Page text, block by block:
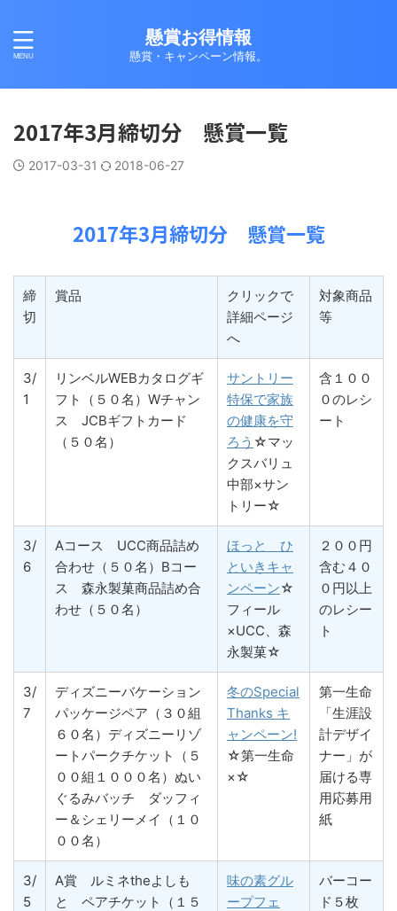
懸賞お得情報
懸賞・キャンペーン情報。
2017年3月締切分 懸賞一覧
2017-03-31 2018-06-27
2017年3月締切分 懸賞一覧
締
切
賞品
クリックで
詳細ページ
へ
対象商品
等
3/
1
リンベルWEBカタログギ
フト（５０名）Wチャン
ス JCBギフトカード
（５０名）
サントリー
特保で家族
の健康を守
ろう ☆マッ
クスバリュ
中部×サン
トリー☆
含１００
０のレシ
ート
3/
6
Aコース UCC商品詰め
合わせ（５０名）Bコー
ス 森永製菓商品詰め合
わせ（５０名）
ほっと ひ
といきキャ
ンペーン☆
フィール
×UCC、森
永製菓☆
２００円
含む４０
０円以上
のレシー
ト
3/
7
ディズニーバケーション
パッケージペア（３０組
６０名）ディズニーリゾ
ートパークチケット（５
００組１０００名）ぬい
ぐるみバッチ ダッフィ
ー＆シェリーメイ（１０
００名）
冬のSpecial
Thanks キ
ャンペーン!
☆第一生命
×☆
第一生命
「生涯設
計デザイ
ナー」が
届ける専
用応募用
紙
3/
5
A賞 ルミネtheよしも
と ペアチケット（１５
味の素グル
ープフェ
バーコー
ド５枚